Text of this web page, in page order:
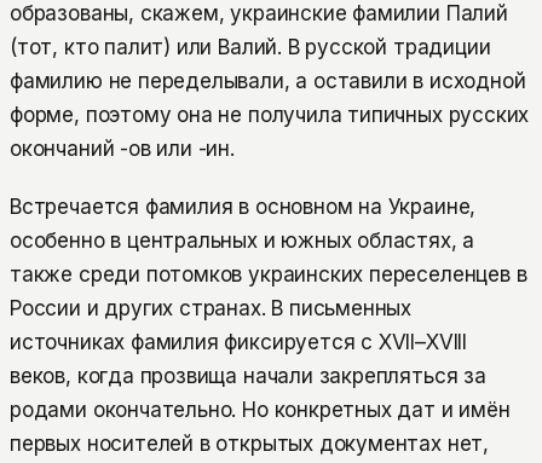
образованы, скажем, украинские фамилии Палий
(тот, кто палит) или Валий. В русской традиции
фамилию не переделывали, а оставили в исходной
форме, поэтому она не получила типичных русских
окончаний -ов или -ин.
Встречается фамилия в основном на Украине,
особенно в центральных и южных областях, а
также среди потомков украинских переселенцев в
России и других странах. В письменных
источниках фамилия фиксируется с XVII–XVIII
веков, когда прозвища начали закрепляться за
родами окончательно. Но конкретных дат и имён
первых носителей в открытых документах нет,